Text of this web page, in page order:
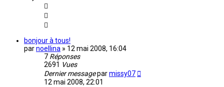
bonjour à tous!
parnoellina » 12 mai 2008, 16:04
7 Réponses
2691 Vues
Dernier messageparmissy07
12 mai 2008, 22:01